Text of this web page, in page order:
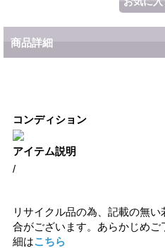
商品詳細
コンディション
アイテム説明
/
リサイクル品の為、記載の無
合がございます。あらかじめ
細はこちら